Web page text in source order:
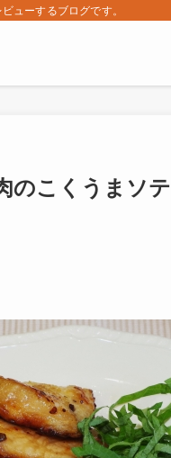
ューするブログです。
のこくうまソ